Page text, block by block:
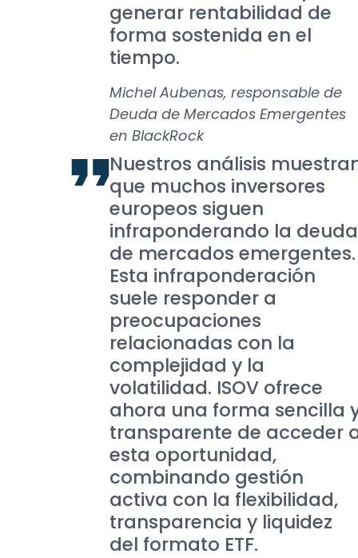
generar rentabilidad de
forma sostenida en el
tiempo.
Michel Aubenas, responsable de
Deuda de Mercados Emergentes
en BlackRock
Nuestros análisis
que muchos inversores
europeos siguen
infraponderando la deuda
de mercados emergentes.
Esta infraponderación
suele responder a
preocupaciones
relacionadas con la
complejidad y la
volatilidad. ISOV ofrece
ahora una forma sencilla
transparente de acceder
esta oportunidad,
combinando gestión
activa con la flexibilidad,
transparencia y liquidez
del formato ETF.